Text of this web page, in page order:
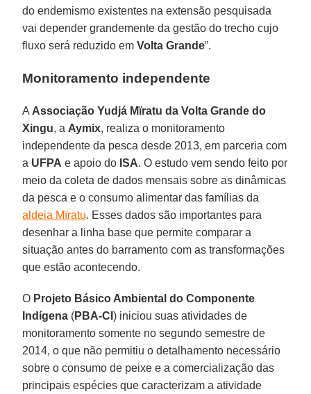
do endemismo existentes na extensão pesquisada
vai depender grandemente da gestão do trecho cujo
fluxo será reduzido emVolta Grande”.
Monitoramento independente
A Associação Yudjá Mïratu da Volta Grande do
Xingu, a Aymix, realiza o monitoramento
independente da pesca desde 2013, em parceria com
a UFPA e apoio do ISA. O estudo vem sendo feito por
meio da coleta de dados mensais sobre as dinâmicas
da pesca e o consumo alimentar das famílias da
aldeia Mïratu. Esses dados são importantes para
desenhar a linha base que permite comparar a
situação antes do barramento com as transformações
que estão acontecendo.
O Projeto Básico Ambiental do Componente
Indígena (PBA-CI) iniciou suas atividades de
monitoramento somente no segundo semestre de
2014, o que não permitiu o detalhamento necessário
sobre o consumo de peixe e a comercialização das
principais espécies que caracterizam a atividade